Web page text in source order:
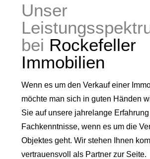
Unser
bei Rockefeller
Immobilien
Wenn es um den Verkauf einer
möchte man sich in guten Händen
Sie auf unsere jahrelange Erfahrung
Fachkenntnisse, wenn es um die
Objektes geht. Wir stehen Ihnen
vertrauensvoll als Partner zur Seite.